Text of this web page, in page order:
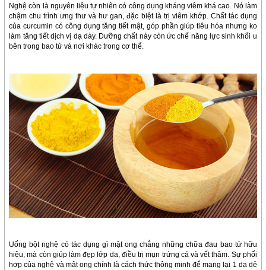
Nghệ còn là nguyên liệu tự nhiên có công dụng kháng viêm khá cao. Nó làm
chậm chu trình ưng thư và hư gan, đặc biệt là trị viêm khớp. Chất tác dụng
của curcumin có công dụng tăng tiết mật, góp phần giúp tiêu hóa nhưng ko
làm tăng tiết dịch vị dạ dày. Dưỡng chất này còn ức chế năng lực sinh khối u
bên trong bao tử và nơi khác trong cơ thể.
Uống bột nghệ có tác dụng gì mật ong chẳng những chữa đau bao tử hữu
hiệu, mà còn giúp làm đẹp lớp da, điều trị mụn trứng cá và vết thâm. Sự phối
hợp của nghệ và mật ong chính là cách thức thông minh để mang lại 1 da dẻ